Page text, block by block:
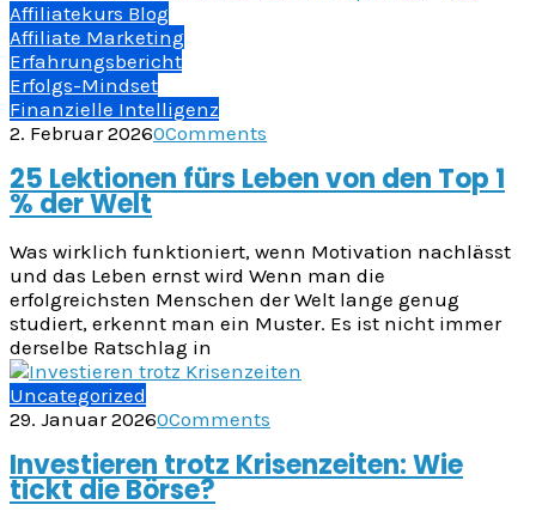
Affiliatekurs Blog
Affiliate Marketing
Erfahrungsbericht
Erfolgs-Mindset
Finanzielle Intelligenz
2. Februar 20260Comments
25 Lektionen fürs Leben von den Top 1
% der Welt
Was wirklich funktioniert, wenn Motivation nachlässt
und das Leben ernst wird Wenn man die
erfolgreichsten Menschen der Welt lange genug
studiert, erkennt man ein Muster. Es ist nicht immer
derselbe Ratschlag in
Uncategorized
29. Januar 20260Comments
Investieren trotz Krisenzeiten: Wie
tickt die Börse?